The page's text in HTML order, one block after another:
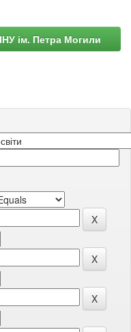
ім. Петра Могили